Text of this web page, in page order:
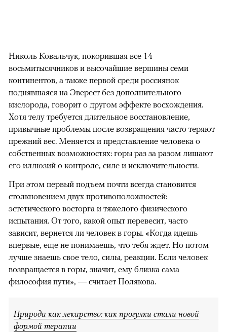
Николь Ковальчук, покорившая все 14
восьмитысячников и высочайшие вершины семи
континентов, а также первой среди россиянок
поднявшаяся на Эверест без дополнительного
кислорода, говорит о другом эффекте восхождения.
Хотя телу требуется длительное восстановление,
привычные проблемы после возвращения часто теряют
прежний вес. Меняется и представление человека о
собственных возможностях: горы раз за разом лишают
его иллюзий о контроле, силе и исключительности.
При этом первый подъем почти всегда становится
столкновением двух противоположностей:
эстетического восторга и тяжелого физического
испытания. От того, какой опыт перевесит, часто
зависит, вернется ли человек в горы. «Когда идешь
впервые, еще не понимаешь, что тебя ждет. Но потом
лучше знаешь свое тело, силы, реакции. Если человек
возвращается в горы, значит, ему близка сама
философия пути», — считает Полякова.
Природа как лекарство: как прогулки стали новой
формой терапии